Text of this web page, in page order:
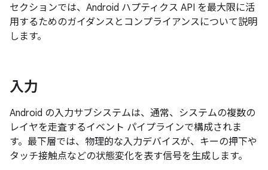
セクションでは、Android ハプティクス API を最大限に活
用するためのガイダンスとコンプライアンスについて説明
します。
入力
Android の入力サブシステムは、通常、システムの複数の
レイヤを走査するイベント パイプラインで構成されま
す。最下層では、物理的な入力デバイスが、キーの押下や
タッチ接触点などの状態変化を表す信号を生成します。